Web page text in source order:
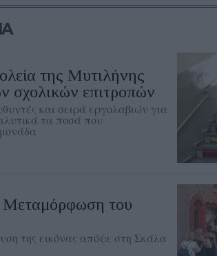
της Μυτιλήνης
σχολικών επιτροπών
και σειρά εργολαβιών για
τα ποσά που
Μεταμόρφωση του
της εικόνας απόψε στη Σκάλα